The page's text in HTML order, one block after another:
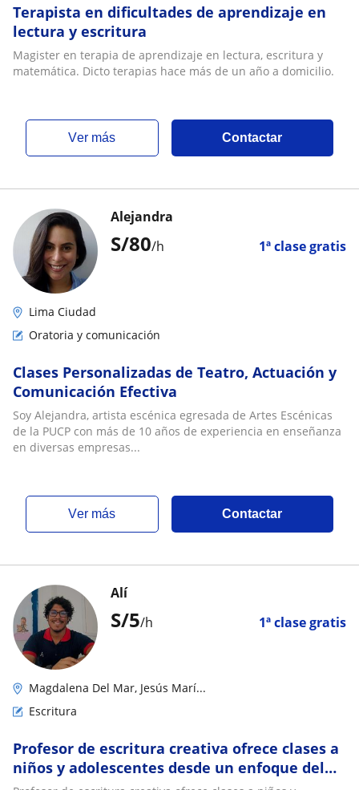
Terapista en dificultades de aprendizaje en
lectura y escritura
Magister en terapia de aprendizaje en lectura, escritura y
matemática. Dicto terapias hace más de un año a domicilio.
ver más Contactar
S/80/h 1ª clase gratis
Alejandra
Lima Ciudad
Oratoria y comunicación
Clases Personalizadas de Teatro, Actuación y
Comunicación Efectiva
Soy Alejandra, artista escénica egresada de Artes Escénicas
de la PUCP con más de 10 años de experiencia en enseñanza
en diversas empresas...
ver más Contactar
S/5/h 1ª clase gratis
Alí
Magdalena Del Mar, Jesús Marí...
Escritura
Profesor de escritura creativa ofrece clases a
niños y adolescentes desde un enfoque del